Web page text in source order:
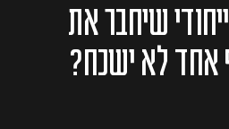
שיחבר את
אחד לא ישכח?